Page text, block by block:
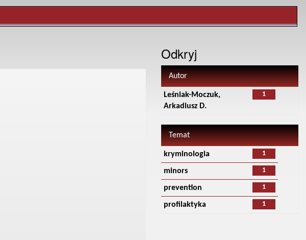
Odkryj
Autor
1
Leśniak-Moczuk,
Arkadiusz D.
Temat
1
kryminologia
1
minors
1
prevention
1
profilaktyka